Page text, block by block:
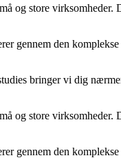
og store virksomheder.
gennem den
bringer vi dig
og store virksomheder.
gennem den